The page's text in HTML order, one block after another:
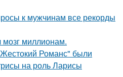
к мужчинам все рекорды
мозг миллионам.
Романс" были
на роль Ларисы